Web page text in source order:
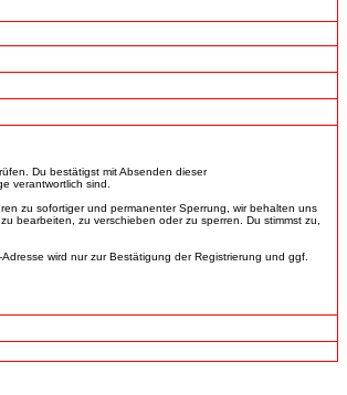
Du bestätigst mit Absenden dieser
verantwortlich sind.
zu sofortiger und permanenter Sperrung, wir behalten uns
bearbeiten, zu verschieben oder zu sperren. Du stimmst zu,
wird nur zur Bestätigung der Registrierung und ggf.